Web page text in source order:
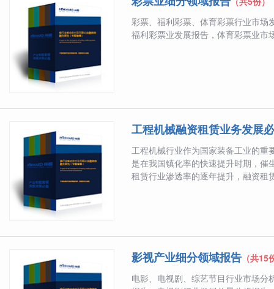
彩票、福利彩票、体育彩票行业市场
福利彩票业发展报告，体育彩票业市
工程机械融资租赁业务发展
工程机械行业作为国家装备工业的
是在我国镇化率的快速提升时期，
租赁行业渗透率的逐年提升，融资租
影视产业细分领域报告 （共15
电影、电视剧、综艺节目行业市场